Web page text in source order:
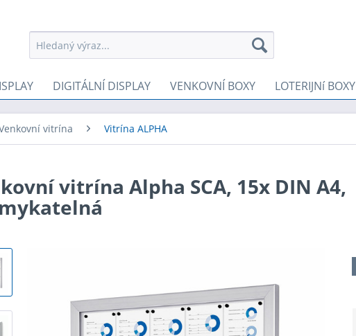
DIGITÁLNÍ DISPLAY VENKOVNÍ BOXY LOTERIJNí BOXY
vitrína Vitrína ALPHA
vitrína Alpha SCA, 15x DIN A4,